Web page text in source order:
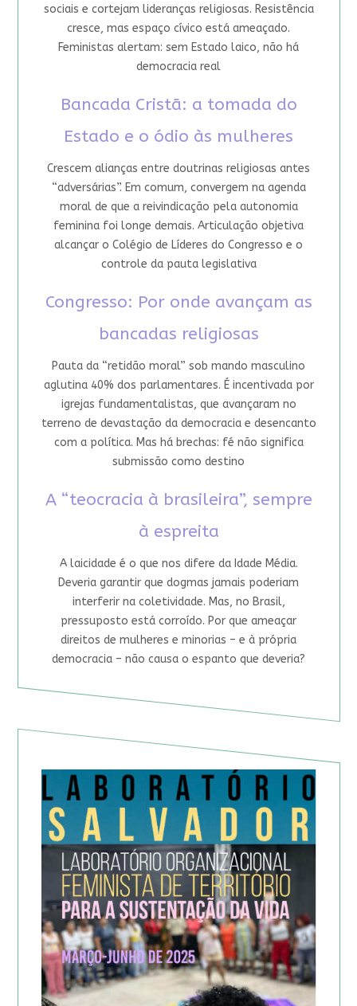
sociais e cortejam lideranças religiosas. Resistência
cresce, mas espaço cívico está ameaçado.
Feministas alertam: sem Estado laico, não há
democracia real
Bancada Cristã: a tomada do
Estado e o ódio às mulheres
Crescem alianças entre doutrinas religiosas antes
“adversárias”. Em comum, convergem na agenda
moral de que a reivindicação pela autonomia
feminina foi longe demais. Articulação objetiva
alcançar o Colégio de Líderes do Congresso e o
controle da pauta legislativa
Congresso: Por onde avançam as
bancadas religiosas
Pauta da “retidão moral” sob mando masculino
aglutina 40% dos parlamentares. É incentivada por
igrejas fundamentalistas, que avançaram no
terreno de devastação da democracia e desencanto
com a política. Mas há brechas: fé não significa
submissão como destino
A “teocracia à brasileira”, sempre
à espreita
A laicidade é o que nos difere da Idade Média.
Deveria garantir que dogmas jamais poderiam
interferir na coletividade. Mas, no Brasil,
pressuposto está corroído. Por que ameaçar
direitos de mulheres e minorias – e à própria
democracia – não causa o espanto que deveria?